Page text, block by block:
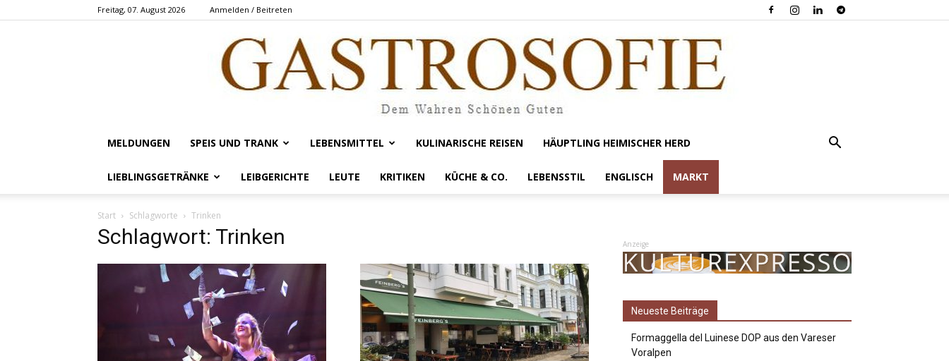
Freitag, 07. August 2026 Anmelden / Beitreten
Gastrosofie
MELDUNGEN SPEIS UND TRANK LEBENSMITTEL KULINARISCHE REISEN HÄUPTLING HEIMISCHER HERD
LIEBLINGSGETRÄNKE LEIBGERICHTE LEUTE KRITIKEN KÜCHE & CO. LEBENSSTIL ENGLISCH MARKT
Start Schlagworte Trinken
Schlagwort: Trinken Anzeige
Neueste Beiträge
Formaggella del Luinese DOP aus den Vareser
Voralpen